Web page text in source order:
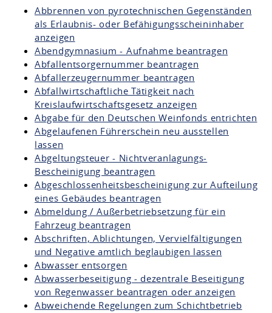
Abbrennen von pyrotechnischen Gegenständen
als Erlaubnis- oder Befähigungsscheininhaber
anzeigen
Abendgymnasium - Aufnahme beantragen
Abfallentsorgernummer beantragen
Abfallerzeugernummer beantragen
Abfallwirtschaftliche Tätigkeit nach
Kreislaufwirtschaftsgesetz anzeigen
Abgabe für den Deutschen Weinfonds entrichten
Abgelaufenen Führerschein neu ausstellen
lassen
Abgeltungsteuer - Nichtveranlagungs-
Bescheinigung beantragen
Abgeschlossenheitsbescheinigung zur Aufteilung
eines Gebäudes beantragen
Abmeldung / Außerbetriebsetzung für ein
Fahrzeug beantragen
Abschriften, Ablichtungen, Vervielfältigungen
und Negative amtlich beglaubigen lassen
Abwasser entsorgen
Abwasserbeseitigung - dezentrale Beseitigung
von Regenwasser beantragen oder anzeigen
Abweichende Regelungen zum Schichtbetrieb